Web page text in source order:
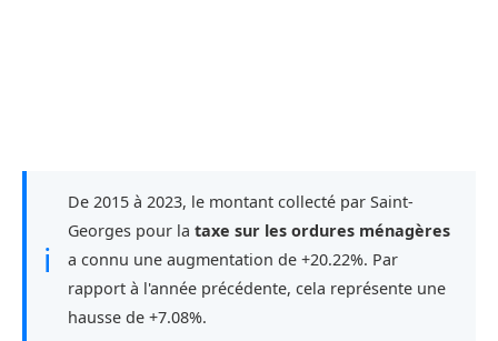
ℹ
De 2015 à 2023, le montant collecté par Saint-
Georges pour la taxe sur les ordures ménagères
a connu une augmentation de +20.22%. Par
rapport à l'année précédente, cela représente une
hausse de +7.08%.